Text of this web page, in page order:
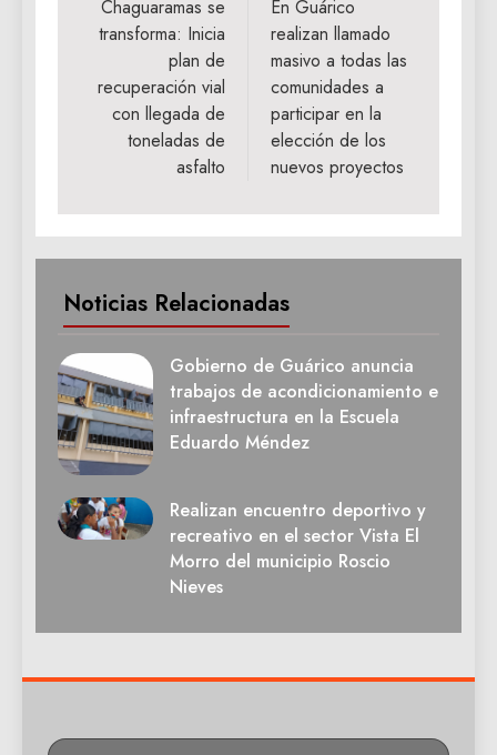
de
entradas
Chaguaramas se
transforma: Inicia
plan de
recuperación vial
con llegada de
toneladas de
asfalto
En Guárico
realizan llamado
masivo a todas las
comunidades a
participar en la
elección de los
nuevos proyectos
Noticias Relacionadas
Gobierno de Guárico anuncia
trabajos de acondicionamiento e
infraestructura en la Escuela
Eduardo Méndez
Realizan encuentro deportivo y
recreativo en el sector Vista El
Morro del municipio Roscio
Nieves